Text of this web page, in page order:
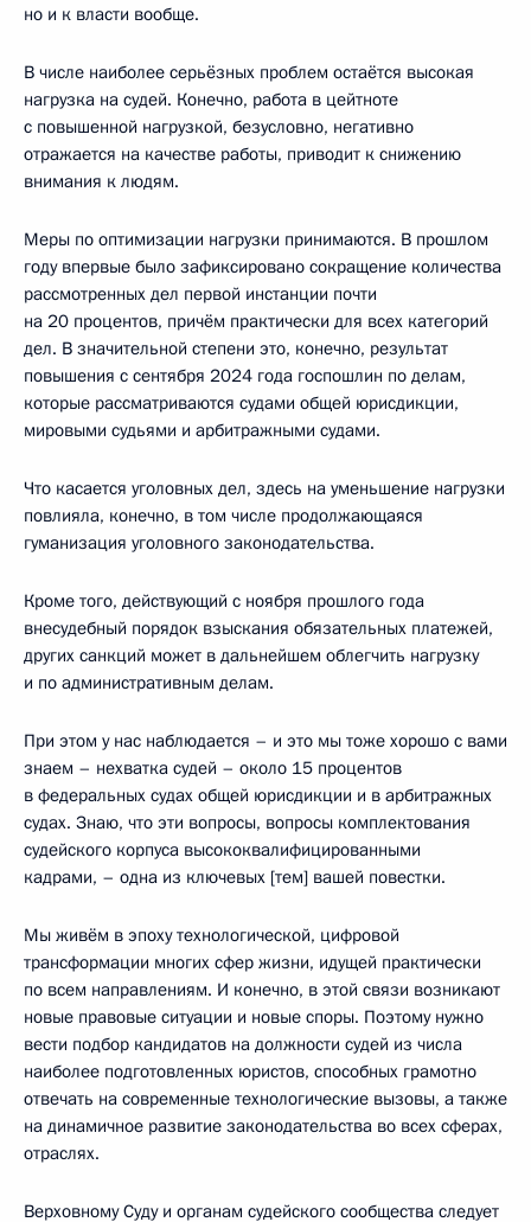
но и к власти вообще.
В числе наиболее серьёзных проблем остаётся высокая
нагрузка на судей. Конечно, работа в цейтноте
с повышенной нагрузкой, безусловно, негативно
отражается на качестве работы, приводит к снижению
внимания к людям.
Меры по оптимизации нагрузки принимаются. В прошлом
году впервые было зафиксировано сокращение количества
рассмотренных дел первой инстанции почти
на 20 процентов, причём практически для всех категорий
дел. В значительной степени это, конечно, результат
повышения с сентября 2024 года госпошлин по делам,
которые рассматриваются судами общей юрисдикции,
мировыми судьями и арбитражными судами.
Что касается уголовных дел, здесь на уменьшение нагрузки
повлияла, конечно, в том числе продолжающаяся
гуманизация уголовного законодательства.
Кроме того, действующий с ноября прошлого года
внесудебный порядок взыскания обязательных платежей,
других санкций может в дальнейшем облегчить нагрузку
и по административным делам.
При этом у нас наблюдается – и это мы тоже хорошо с вами
знаем – нехватка судей – около 15 процентов
в федеральных судах общей юрисдикции и в арбитражных
судах. Знаю, что эти вопросы, вопросы комплектования
судейского корпуса высококвалифицированными
кадрами, – одна из ключевых [тем] вашей повестки.
Мы живём в эпоху технологической, цифровой
трансформации многих сфер жизни, идущей практически
по всем направлениям. И конечно, в этой связи возникают
новые правовые ситуации и новые споры. Поэтому нужно
вести подбор кандидатов на должности судей из числа
наиболее подготовленных юристов, способных грамотно
отвечать на современные технологические вызовы, а также
на динамичное развитие законодательства во всех сферах,
отраслях.
Верховному Суду и органам судейского сообщества следует